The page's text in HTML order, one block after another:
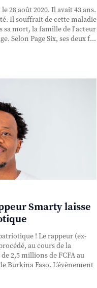
28 août 2020. Il avait 43 ans.
Il souffrait de cette maladie
sa mort, la famille de l'acteur
Selon Page Six, ses deux f...
Smarty laisse
! Le rappeur (ex-
au cours de la
2,5 millions de FCFA au
Burkina Faso. L’évènement